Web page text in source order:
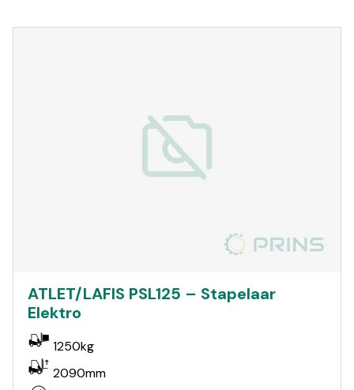
ATLET/LAFIS PSL125 – Stapelaar
Elektro
1250kg
2090mm